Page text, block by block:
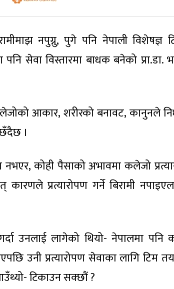
नपुग्नु, पुगे पनि नेपाली विशेषज्ञ
सेवा विस्तारमा बाधक बनेको प्रा.डा.
आकार, शरीरको बनावट, कानुनले
।
कोही पैसाको अभावमा कलेजो
कारणले प्रत्यारोपण गर्ने बिरामी
उनलाई लागेको थियो- नेपालमा पनि
उनी प्रत्यारोपण सेवाका लागि टिम
टिकाउन सक्छौं ?